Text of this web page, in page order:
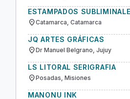
ESTAMPADOS
location_onCatamarca, Catamarca
JQ ARTES GRÁFICAS
location_onDr Manuel Belgrano, Jujuy
LS LITORAL SERIGRAFIA
location_onPosadas, Misiones
MANONU INK